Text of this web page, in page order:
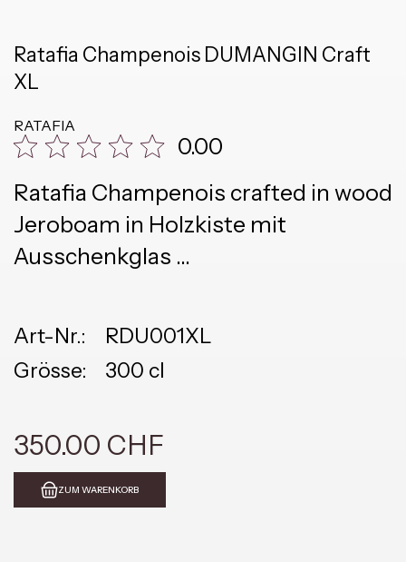
Ratafia Champenois DUMANGIN Craft
XL
RATAFIA
0.00
Ratafia Champenois crafted in wood
Jeroboam in Holzkiste mit
Ausschenkglas
Art-Nr.:
RDU001XL
Grösse:
300 cl
350.00 CHF
ZUM WARENKORB